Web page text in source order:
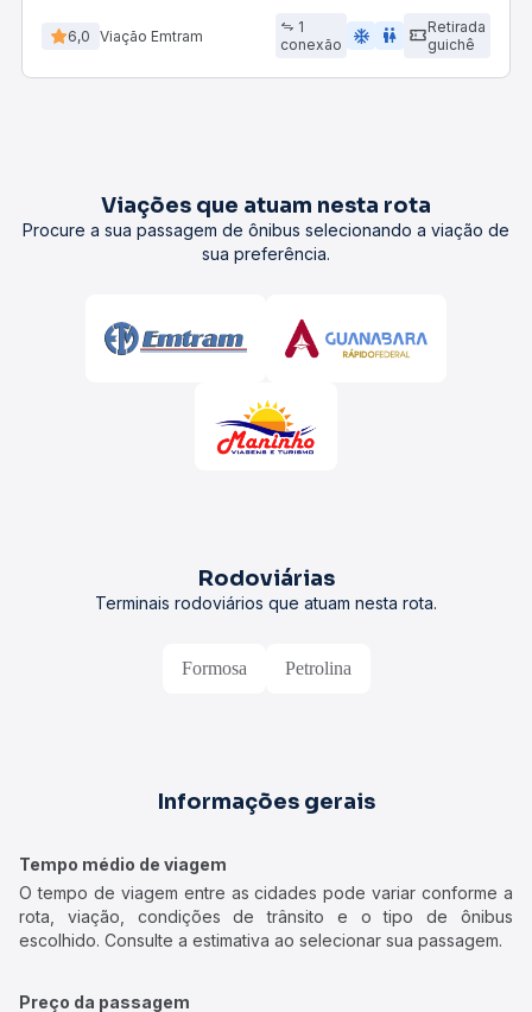
6,0 Viação Emtram
1
conexão
ac_unit wc
Retirada
guichê
Viações que atuam nesta rota
Procure a sua passagem de ônibus selecionando a viação de
sua preferência.
Rodoviárias
Terminais rodoviários que atuam nesta rota.
Formosa Petrolina
Informações gerais
Tempo médio de viagem
O tempo de viagem entre as cidades pode variar conforme a
rota, viação, condições de trânsito e o tipo de ônibus
escolhido. Consulte a estimativa ao selecionar sua passagem.
Preço da passagem